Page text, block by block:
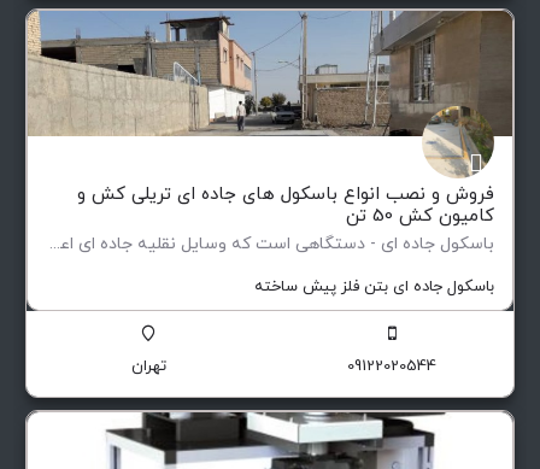
فروش و نصب انواع باسکول های جاده ای تریلی کش و
کامیون کش 50 تن
باسكول جاده ای - دستگاهی است كه وسایل نقلیه جاده ای اعم از كامیون، تریلر و كمر شكن را در یك مرحله و با…
باسکول جاده ای بتن فلز پیش ساخته
09122020544 تهران